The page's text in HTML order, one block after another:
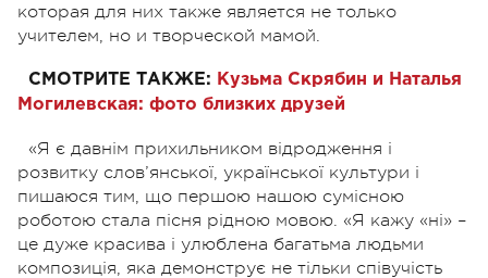
которая для них также является не только
учителем, но и творческой мамой.
СМОТРИТЕ ТАКЖЕ: Кузьма Скрябин и Наталья
Могилевская: фото близких друзей
«Я є давнім прихильником відродження і
розвитку слов’янської, української культури і
пишаюся тим, що першою нашою сумісною
роботою стала пісня рідною мовою. «Я кажу «ні» –
це дуже красива і улюблена багатьма людьми
композиція, яка демонструє не тільки співучість